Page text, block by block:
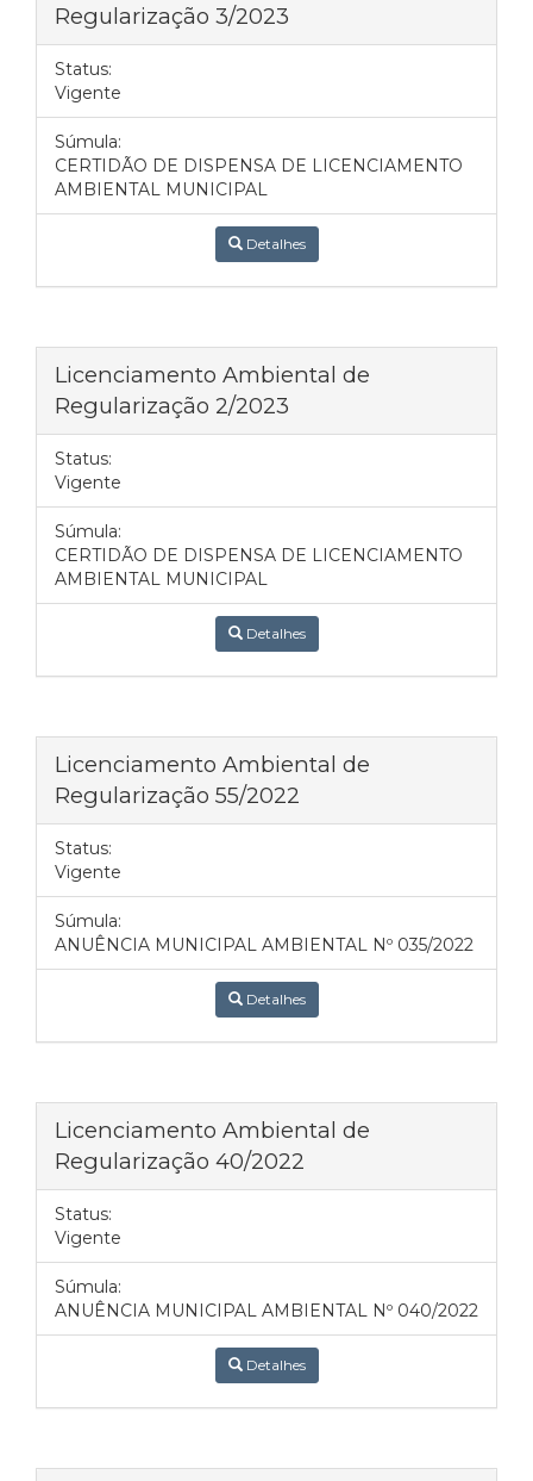
Regularização 3/2023
Status:
Vigente
Súmula:
CERTIDÃO DE DISPENSA DE LICENCIAMENTO
AMBIENTAL MUNICIPAL
Detalhes
Licenciamento Ambiental de
Regularização 2/2023
Status:
Vigente
Súmula:
CERTIDÃO DE DISPENSA DE LICENCIAMENTO
AMBIENTAL MUNICIPAL
Detalhes
Licenciamento Ambiental de
Regularização 55/2022
Status:
Vigente
Súmula:
ANUÊNCIA MUNICIPAL AMBIENTAL Nº 035/2022
Detalhes
Licenciamento Ambiental de
Regularização 40/2022
Status:
Vigente
Súmula:
ANUÊNCIA MUNICIPAL AMBIENTAL Nº 040/2022
Detalhes